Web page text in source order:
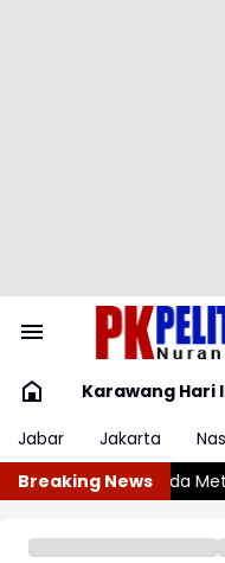
Karawang Hari
Jabar
Jakarta
Breaking News
Peredaran Empat